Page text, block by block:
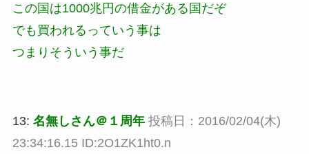
この国は1000兆円の借金がある国だぞ
でも買われるっていう事は
つまりそういう事だ
13: 名無しさん＠１周年 投稿日：2016/02/04(木)
23:34:16.15 ID:2O1ZK1ht0.n